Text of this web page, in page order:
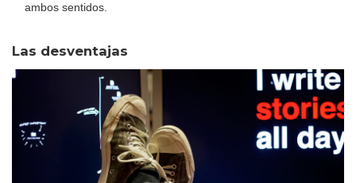
ambos sentidos.
Las desventajas